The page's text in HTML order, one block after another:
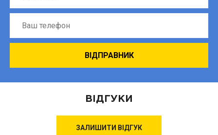
ВІДГУКИ
ЗАЛИШИТИ ВІДГУК